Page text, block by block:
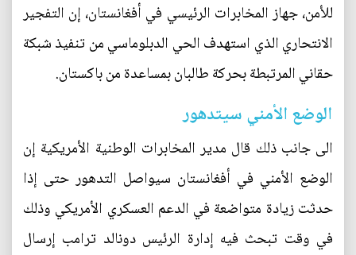
للأمن، جهاز المخابرات الرئيسي في أفغانستان، إن التفجير
الانتحاري الذي استهدف الحي الدبلوماسي من تنفيذ شبكة
حقاني المرتبطة بحركة طالبان بمساعدة من باكستان.
الوضع الأمني سيتدهور
الى جانب ذلك قال مدير المخابرات الوطنية الأمريكية إن
الوضع الأمني في أفغانستان سيواصل التدهور حتى إذا
حدثت زيادة متواضعة في الدعم العسكري الأمريكي وذلك
في وقت تبحث فيه إدارة الرئيس دونالد ترامب إرسال